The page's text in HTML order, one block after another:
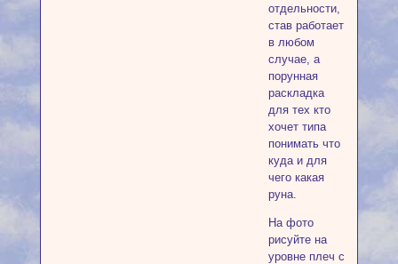
отдельности,
став работает
в любом
случае, а
порунная
раскладка
для тех кто
хочет типа
понимать что
куда и для
чего какая
руна.
На фото
рисуйте на
уровне плеч с